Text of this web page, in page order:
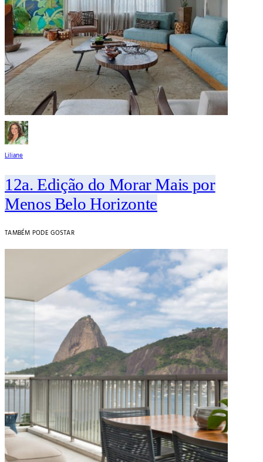
Liliane
12a. Edição do Morar Mais por
Menos Belo Horizonte
TAMBÉM PODE GOSTAR